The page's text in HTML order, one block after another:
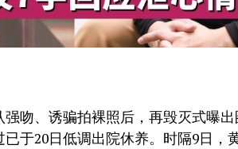
吻、诱骗拍裸照后，再毁灭式曝
于20日低调出院休养。时隔9日，